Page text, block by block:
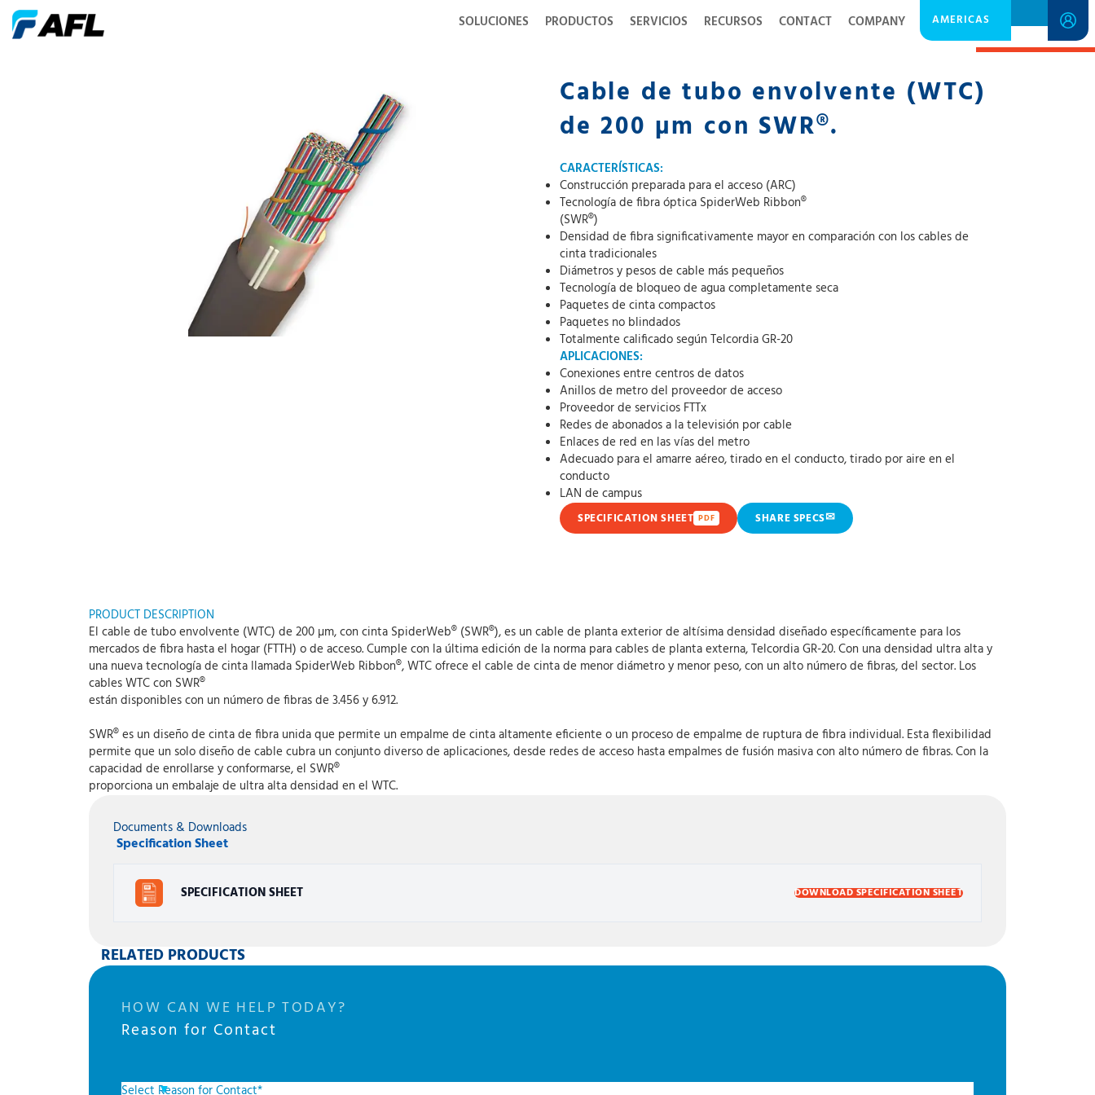
SOLUCIONES PRODUCTOS SERVICIOS RECURSOS CONTACT COMPANY AMERICAS
SPECIFICATION SHEET
Cable de tubo envolvente (WTC)
de 200 µm con SWR®.
CARACTERÍSTICAS:
Construcción preparada para el acceso (ARC)
Tecnología de fibra óptica SpiderWeb Ribbon®
(SWR®)
Densidad de fibra significativamente mayor en comparación con los cables de
cinta tradicionales
Diámetros y pesos de cable más pequeños
Tecnología de bloqueo de agua completamente seca
Paquetes de cinta compactos
Paquetes no blindados
Totalmente calificado según Telcordia GR-20
APLICACIONES:
Conexiones entre centros de datos
Anillos de metro del proveedor de acceso
Proveedor de servicios FTTx
Redes de abonados a la televisión por cable
Enlaces de red en las vías del metro
Adecuado para el amarre aéreo, tirado en el conducto, tirado por aire en el
conducto
LAN de campus
SPECIFICATION SHEET PDF SHARE SPECS✉
PRODUCT DESCRIPTION
El cable de tubo envolvente (WTC) de 200 µm, con cinta SpiderWeb® (SWR®), es un cable de planta exterior de altísima densidad diseñado específicamente para los
mercados de fibra hasta el hogar (FTTH) o de acceso. Cumple con la última edición de la norma para cables de planta externa, Telcordia GR-20. Con una densidad ultra alta y
una nueva tecnología de cinta llamada SpiderWeb Ribbon®, WTC ofrece el cable de cinta de menor diámetro y menor peso, con un alto número de fibras, del sector. Los
cables WTC con SWR®
están disponibles con un número de fibras de 3.456 y 6.912.
SWR® es un diseño de cinta de fibra unida que permite un empalme de cinta altamente eficiente o un proceso de empalme de ruptura de fibra individual. Esta flexibilidad
permite que un solo diseño de cable cubra un conjunto diverso de aplicaciones, desde redes de acceso hasta empalmes de fusión masiva con alto número de fibras. Con la
capacidad de enrollarse y conformarse, el SWR®
proporciona un embalaje de ultra alta densidad en el WTC.
Documents & Downloads
Specification Sheet
SPECIFICATION SHEET DOWNLOAD SPECIFICATION SHEET
RELATED PRODUCTS
HOW CAN WE HELP TODAY?
Reason for Contact